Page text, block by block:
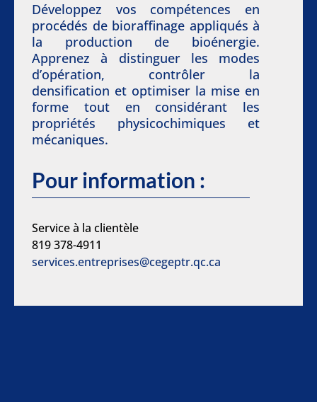
Développez vos compétences en
procédés de bioraffinage appliqués à
la production de bioénergie.
Apprenez à distinguer les modes
d’opération, contrôler la
densification et optimiser la mise en
forme tout en considérant les
propriétés physicochimiques et
mécaniques.
Pour information :
Service à la clientèle
819 378-4911
services.entreprises@cegeptr.qc.ca